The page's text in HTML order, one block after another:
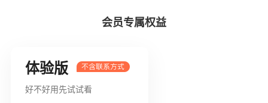
会员专属权益
体验版
好不好用先试试看